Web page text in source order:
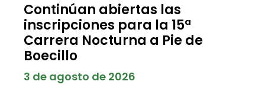
Continúan abiertas las
inscripciones para la 15ª
Carrera Nocturna a Pie de
Boecillo
3 de agosto de 2026